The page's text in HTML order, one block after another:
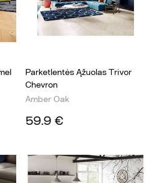
Parketlentės Ąžuolas Trivor
Chevron
Amber Oak
59.9 €